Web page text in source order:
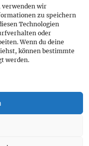
verwenden wir
zu speichern
Technologien
oder
Wenn du deine
können bestimmte
werden.